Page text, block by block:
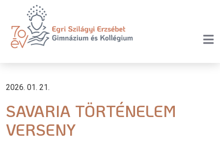
2026. 01. 21.
SAVARIA TÖRTÉNELEM
VERSENY